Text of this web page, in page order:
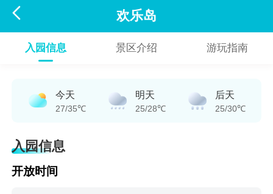
 欢乐岛
入园信息 景区介绍 游玩指南
今天
27/35℃
明天
25/28℃
后天
25/30℃
入园信息
开放时间